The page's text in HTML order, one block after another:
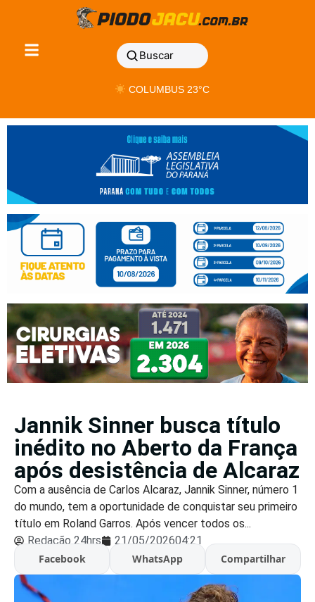
Buscar
COLUMBUS 23°C
Jannik Sinner busca título
inédito no Aberto da França
após desistência de Alcaraz
Com a ausência de Carlos Alcaraz, Jannik Sinner, número 1
do mundo, tem a oportunidade de conquistar seu primeiro
título em Roland Garros. Após vencer todos os...
Redação 24hrs
21/05/202604:21
Facebook
WhatsApp Compartilhar